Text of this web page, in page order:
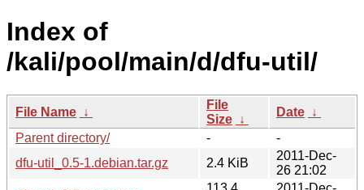
Index of
/kali/pool/main/d/dfu-util/
File Name ↓
File
Size ↓
Date ↓
Parent directory/
-
-
dfu-util_0.5-1.debian.tar.gz
2.4 KiB
2011-Dec-
26 21:02